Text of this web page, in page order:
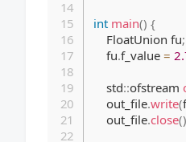
int main() {
    FloatUnion fu
;
    fu
.f_value =
    std
::ofstream
    out_file
.write(
    out_file
.close()